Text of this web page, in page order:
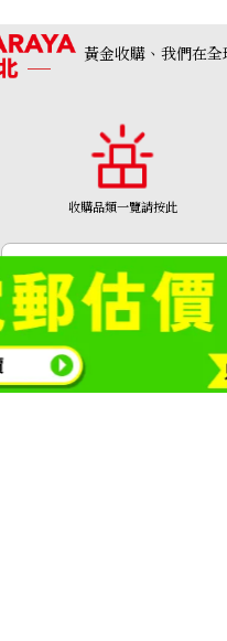
黃金收購、我們在
收購品類一覽請按此
包包・精品收購